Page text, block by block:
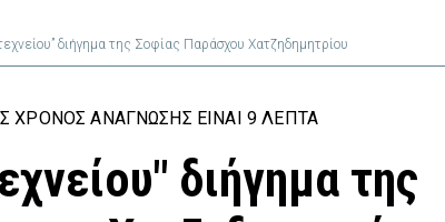
διήγημα της Σοφίας Παράσχου Χατζηδημητρίου
ΧΡΌΝΟΣ ΑΝΆΓΝΩΣΗΣ ΕΊΝΑΙ 9 ΛΕΠΤΆ
διήγημα της